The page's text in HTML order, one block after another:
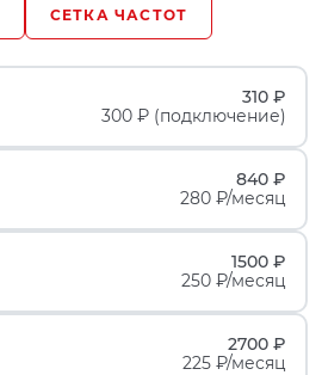
СЕТКА ЧАСТОТ
310 ₽
300 ₽ (подключение)
840 ₽
280 ₽/месяц
1500 ₽
250 ₽/месяц
2700 ₽
225 ₽/месяц